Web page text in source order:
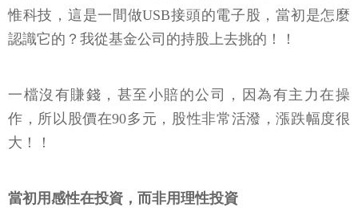
惟科技，這是一間做USB接頭的電子股，當初是怎麼
認識它的？我從基金公司的持股上去挑的！！
一檔沒有賺錢，甚至小賠的公司，因為有主力在操
作，所以股價在90多元，股性非常活潑，漲跌幅度很
大！！
當初用感性在投資，而非用理性投資